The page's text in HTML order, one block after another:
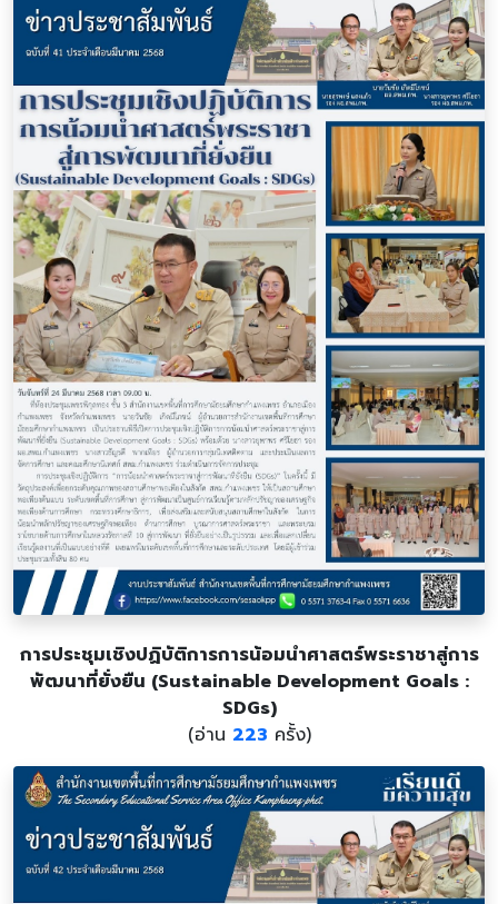
การประชุมเชิงปฏิบัติการการน้อมนำศาสตร์พระราชาสู่การ
พัฒนาที่ยั่งยืน (Sustainable Development Goals :
SDGs)
(อ่าน 223 ครั้ง)